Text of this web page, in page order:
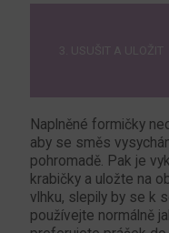
3. USUŠIT A ULOŽIT
Naplněné formičky
aby se směs
pohromadě. Pak je
krabičky a uložte na
vlhku, slepily by se k
používejte normálně